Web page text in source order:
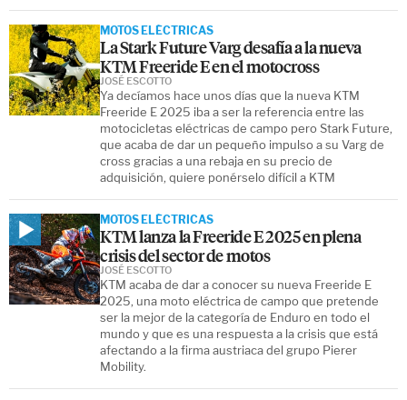
MOTOS ELÉCTRICAS
La Stark Future Varg desafía a la nueva
KTM Freeride E en el motocross
Ya decíamos hace unos días que la nueva KTM
Freeride E 2025 iba a ser la referencia entre las
motocicletas eléctricas de campo pero Stark Future,
que acaba de dar un pequeño impulso a su Varg de
cross gracias a una rebaja en su precio de
adquisición, quiere ponérselo difícil a KTM
JOSÉ ESCOTTO
MOTOS ELÉCTRICAS
KTM lanza la Freeride E 2025 en plena
crisis del sector de motos
KTM acaba de dar a conocer su nueva Freeride E
2025, una moto eléctrica de campo que pretende
ser la mejor de la categoría de Enduro en todo el
mundo y que es una respuesta a la crisis que está
afectando a la firma austriaca del grupo Pierer
Mobility.
JOSÉ ESCOTTO